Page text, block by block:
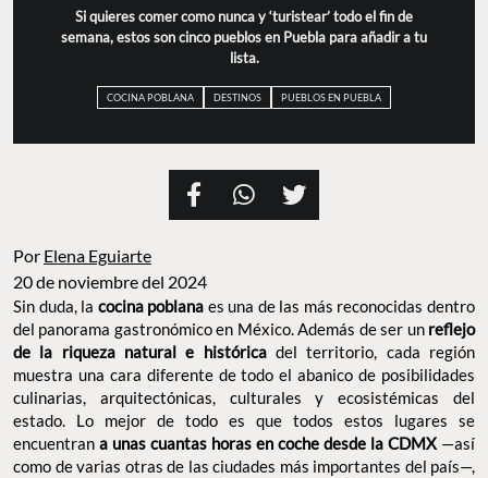
Si quieres comer como nunca y ‘turistear’ todo el fin de
semana, estos son cinco pueblos en Puebla para añadir a tu
lista.
COCINA POBLANA DESTINOS PUEBLOS EN PUEBLA
Por Elena Eguiarte
20 de noviembre del 2024
Sin duda, la cocina poblana es una de las más reconocidas dentro
del panorama gastronómico en México. Además de ser un reflejo
de la riqueza natural e históricadel territorio, cada región
muestra una cara diferente de todo el abanico de posibilidades
culinarias, arquitectónicas, culturales y ecosistémicas del
estado. Lo mejor de todo es que todos estos lugares se
encuentran a unas cuantas horas en coche desde la CDMX —así
como de varias otras de las ciudades más importantes del país—,